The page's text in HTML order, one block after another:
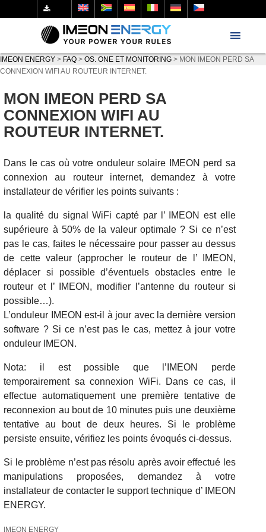
IMEON ENERGY > FAQ > OS. ONE ET MONITORING > MON IMEON PERD SA
CONNEXION WIFI AU ROUTEUR INTERNET.
MON IMEON PERD SA
CONNEXION WIFI AU
ROUTEUR INTERNET.
Dans le cas où votre onduleur solaire IMEON perd sa
connexion au routeur internet, demandez à votre
installateur de vérifier les points suivants :
la qualité du signal WiFi capté par l’ IMEON est elle
supérieure à 50% de la valeur optimale ? Si ce n’est
pas le cas, faites le nécessaire pour passer au dessus
de cette valeur (approcher le routeur de l’ IMEON,
déplacer si possible d’éventuels obstacles entre le
routeur et l’ IMEON, modifier l’antenne du routeur si
possible…).
L’onduleur IMEON est-il à jour avec la dernière version
software ? Si ce n’est pas le cas, mettez à jour votre
onduleur IMEON.
Nota: il est possible que l’IMEON perde
temporairement sa connexion WiFi. Dans ce cas, il
effectue automatiquement une première tentative de
reconnexion au bout de 10 minutes puis une deuxième
tentative au bout de deux heures. Si le problème
persiste ensuite, vérifiez les points évoqués ci-dessus.
Si le problème n’est pas résolu après avoir effectué les
manipulations proposées, demandez à votre
installateur de contacter le support technique d’ IMEON
ENERGY.
IMEON ENERGY